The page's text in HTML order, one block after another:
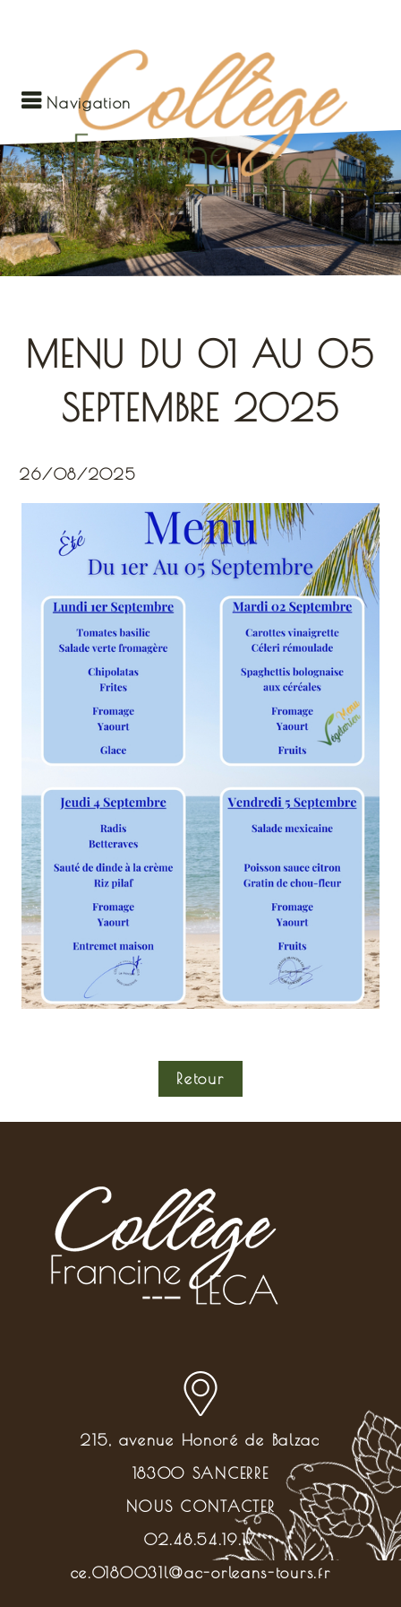
Navigation
MENU DU 01 AU 05
SEPTEMBRE 2025
26/08/2025
Retour
215, avenue Honoré de Balzac
18300 SANCERRE
NOUS CONTACTER
02.48.54.19.17
ce.0180031l@ac-orleans-tours.fr